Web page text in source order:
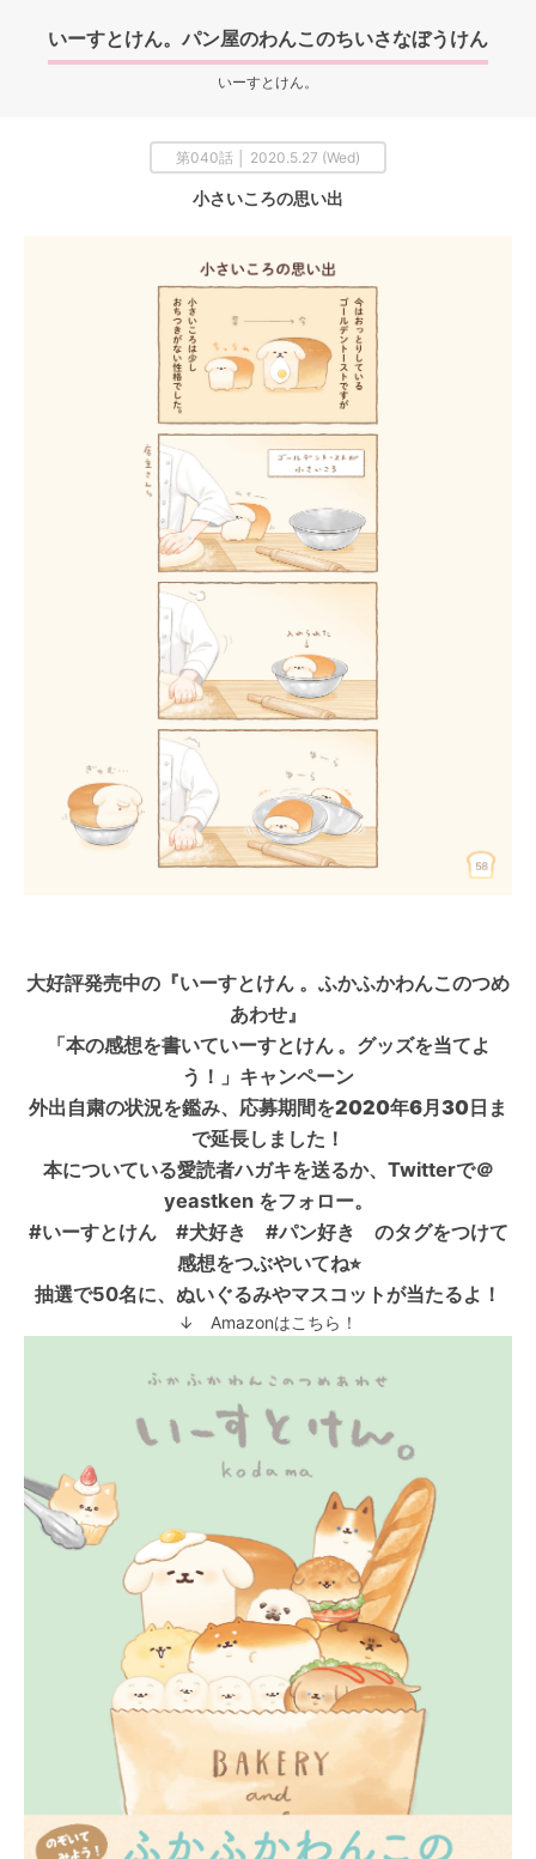
いーすとけん。パン屋のわんこのちいさなぼうけん
いーすとけん。
第040話 │ 2020.5.27 (Wed)
小さいころの思い出
大好評発売中の『いーすとけん 。ふかふかわんこのつめ
あわせ』
「本の感想を書いていーすとけん 。グッズを当てよ
う！」キャンペーン
外出自粛の状況を鑑み、応募期間を2020年6月30日ま
で延長しました！
本についている愛読者ハガキを送るか、Twitterで＠
yeastken をフォロー。
#いーすとけん #犬好き #パン好き のタグをつけて
感想をつぶやいてね⭐︎
抽選で50名に、ぬいぐるみやマスコットが当たるよ！
↓ Amazonはこちら！